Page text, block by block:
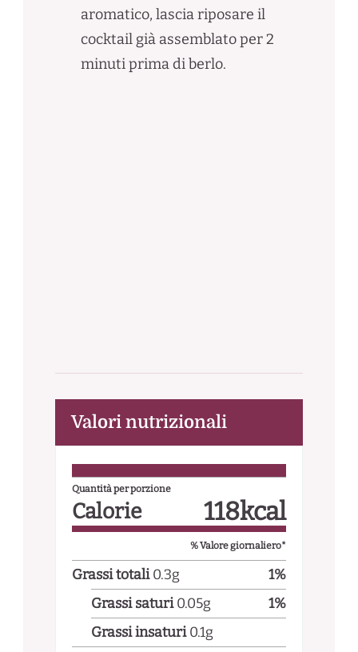
aromatico, lascia riposare il
cocktail già assemblato per 2
minuti prima di berlo.
Valori nutrizionali
Quantità per porzione
Calorie 118kcal
% Valore giornaliero*
Grassi totali 0.3g 1%
Grassi saturi 0.05g 1%
Grassi insaturi 0.1g